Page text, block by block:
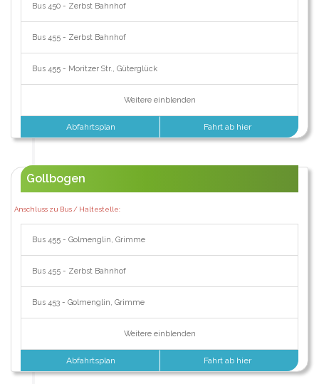
Bus 450 - Zerbst Bahnhof
Bus 455 - Zerbst Bahnhof
Bus 455 - Moritzer Str., Güterglück
Weitere einblenden
Abfahrtsplan Fahrt ab hier
Gollbogen
Anschluss zu Bus / Haltestelle:
Bus 455 - Golmenglin, Grimme
Bus 455 - Zerbst Bahnhof
Bus 453 - Golmenglin, Grimme
Weitere einblenden
Abfahrtsplan Fahrt ab hier